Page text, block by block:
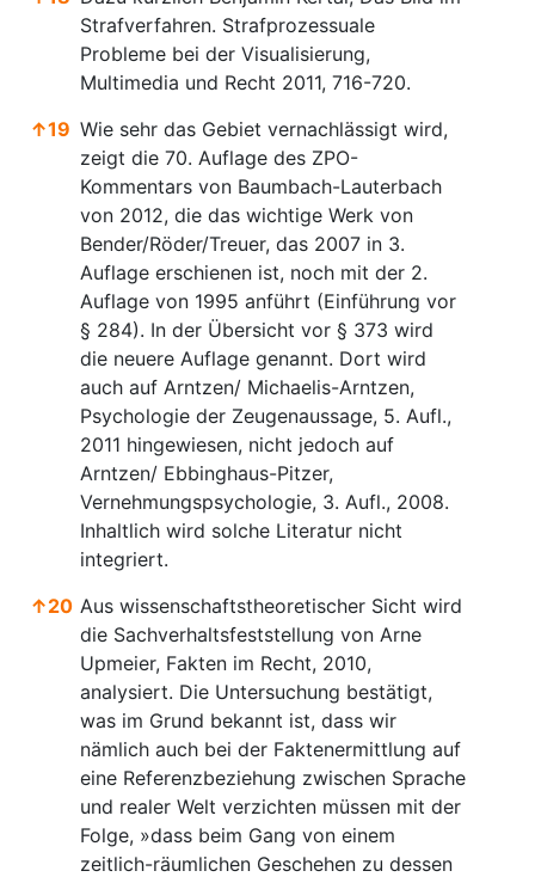
Strafverfahren. Strafprozessuale
Probleme bei der Visualisierung,
Multimedia und Recht 2011, 716-720.
↑19 Wie sehr das Gebiet vernachlässigt wird,
zeigt die 70. Auflage des ZPO-
Kommentars von Baumbach-Lauterbach
von 2012, die das wichtige Werk von
Bender/Röder/Treuer, das 2007 in 3.
Auflage erschienen ist, noch mit der 2.
Auflage von 1995 anführt (Einführung vor
§ 284). In der Übersicht vor § 373 wird
die neuere Auflage genannt. Dort wird
auch auf Arntzen/ Michaelis-Arntzen,
Psychologie der Zeugenaussage, 5. Aufl.,
2011 hingewiesen, nicht jedoch auf
Arntzen/ Ebbinghaus-Pitzer,
Vernehmungspsychologie, 3. Aufl., 2008.
Inhaltlich wird solche Literatur nicht
integriert.
↑20 Aus wissenschaftstheoretischer Sicht wird
die Sachverhaltsfeststellung von Arne
Upmeier, Fakten im Recht, 2010,
analysiert. Die Untersuchung bestätigt,
was im Grund bekannt ist, dass wir
nämlich auch bei der Faktenermittlung auf
eine Referenzbeziehung zwischen Sprache
und realer Welt verzichten müssen mit der
Folge, »dass beim Gang von einem
zeitlich-räumlichen Geschehen zu dessen